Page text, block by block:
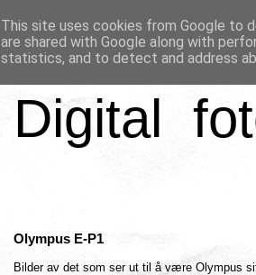
Digital
Olympus E-P1
Bilder av det som ser ut til å være Olympus
This site uses cookies from Google to
are shared with Google along with
statistics, and to detect and address